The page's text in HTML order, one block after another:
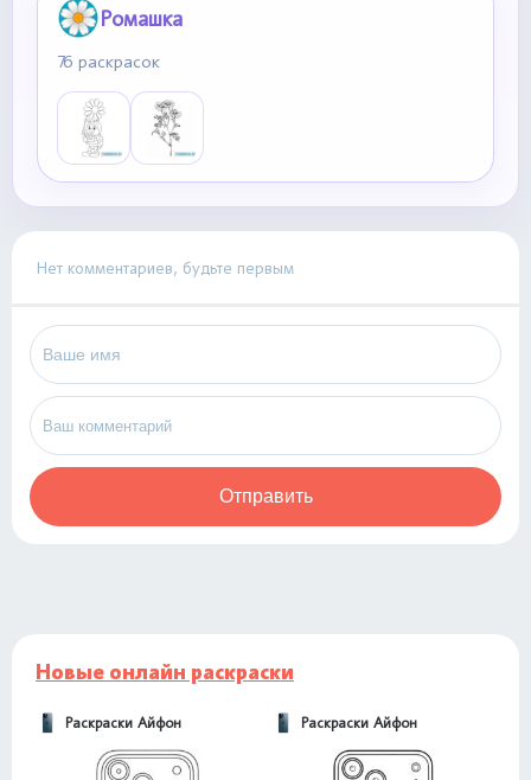
Ромашка
76 раскрасок
Нет комментариев, будьте первым
Отправить
Новые онлайн раскраски
Раскраски Айфон Раскраски Айфон